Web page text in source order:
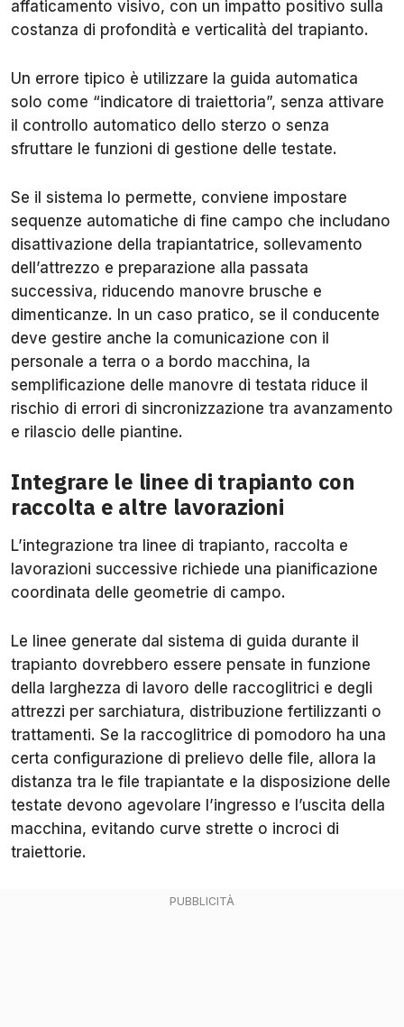
affaticamento visivo, con un impatto positivo sulla
costanza di profondità e verticalità del trapianto.
Un errore tipico è utilizzare la guida automatica
solo come “indicatore di traiettoria”, senza attivare
il controllo automatico dello sterzo o senza
sfruttare le funzioni di gestione delle testate.
Se il sistema lo permette, conviene impostare
sequenze automatiche di fine campo che includano
disattivazione della trapiantatrice, sollevamento
dell’attrezzo e preparazione alla passata
successiva, riducendo manovre brusche e
dimenticanze. In un caso pratico, se il conducente
deve gestire anche la comunicazione con il
personale a terra o a bordo macchina, la
semplificazione delle manovre di testata riduce il
rischio di errori di sincronizzazione tra avanzamento
e rilascio delle piantine.
Integrare le linee di trapianto con
raccolta e altre lavorazioni
L’integrazione tra linee di trapianto, raccolta e
lavorazioni successive richiede una pianificazione
coordinata delle geometrie di campo.
Le linee generate dal sistema di guida durante il
trapianto dovrebbero essere pensate in funzione
della larghezza di lavoro delle raccoglitrici e degli
attrezzi per sarchiatura, distribuzione fertilizzanti o
trattamenti. Se la raccoglitrice di pomodoro ha una
certa configurazione di prelievo delle file, allora la
distanza tra le file trapiantate e la disposizione delle
testate devono agevolare l’ingresso e l’uscita della
macchina, evitando curve strette o incroci di
traiettorie.